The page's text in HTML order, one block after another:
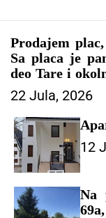
Prodajem
Sa placa je
deo Tare i
zemljište,
Slike i još opisa
22 Jula, 2026
12
Na